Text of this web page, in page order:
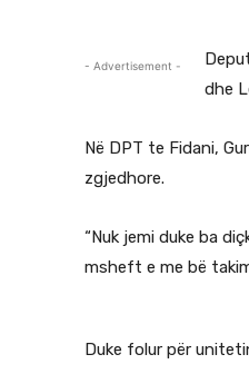
- Advertisement -
dhe
Në DPT te Fidani,
zgjedhore.
“Nuk jemi duke ba
msheft e me bë
Duke folur për